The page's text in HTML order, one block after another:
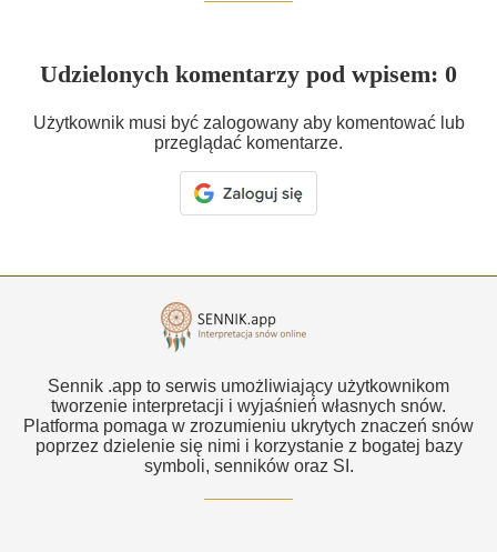
Udzielonych komentarzy pod wpisem: 0
Użytkownik musi być zalogowany aby komentować lub
przeglądać komentarze.
Sennik .app to serwis umożliwiający użytkownikom
tworzenie interpretacji i wyjaśnień własnych snów.
Platforma pomaga w zrozumieniu ukrytych znaczeń snów
poprzez dzielenie się nimi i korzystanie z bogatej bazy
symboli, senników oraz SI.